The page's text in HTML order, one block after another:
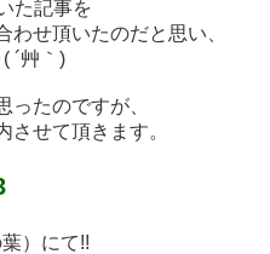
た記事を
わせ頂いたのだと思い、
´艸｀)
ったのですが、
させて頂きます。
）にて!!